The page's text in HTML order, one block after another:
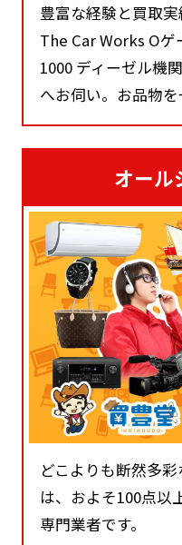
豊富な経験と買取
The Car Works Oゲ
1000 ディーゼル機
へお伺い。お品物を
オール
どこよりも断然多
は、およそ100点以
専門業者です。